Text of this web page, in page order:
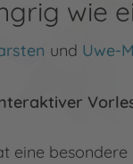
wie
und Uwe-
eine besondere